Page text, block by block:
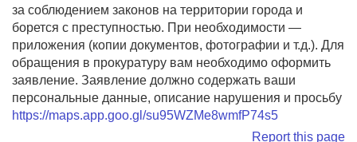
за соблюдением законов на территории города и
борется с преступностью. При необходимости —
приложения (копии документов, фотографии и т.д.). Для
обращения в прокуратуру вам необходимо оформить
заявление. Заявление должно содержать ваши
персональные данные, описание нарушения и просьбу
https://maps.app.goo.gl/su95WZMe8wmfP74s5
Report this page